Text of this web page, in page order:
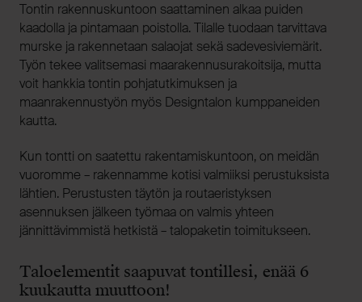
Tontin rakennuskuntoon saattaminen alkaa puiden
kaadolla ja pintamaan poistolla. Tilalle tuodaan tarvittava
murske ja rakennetaan salaojat sekä sadevesiviemärit.
Työn tekee valitsemasi maarakennusurakoitsija, mutta
voit hankkia tontin pohjatutkimuksen ja
maanrakennustyön myös Designtalon kumppaneiden
kautta.
Kun tontti on saatettu rakentamiskuntoon, on meidän
vuoromme – rakennamme kotisi valmiiksi perustuksista
lähtien. Perustusten täytön ja routaeristyksen
asennuksen jälkeen työmaa on valmis yhteen
jännittävimmistä hetkistä – talopaketin toimitukseen.
Taloelementit saapuvat tontillesi, enää 6
kuukautta muuttoon!